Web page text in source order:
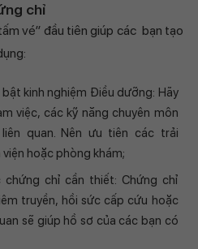
chỉ
vé” đầu tiên giúp các bạn tạo
kinh nghiệm Điều dưỡng: Hãy
việc, các kỹ năng chuyên môn
quan. Nên ưu tiên các trải
hoặc phòng khám;
chứng chỉ cần thiết: Chứng chỉ
truyền, hồi sức cấp cứu hoặc
sẽ giúp hồ sơ của các bạn có